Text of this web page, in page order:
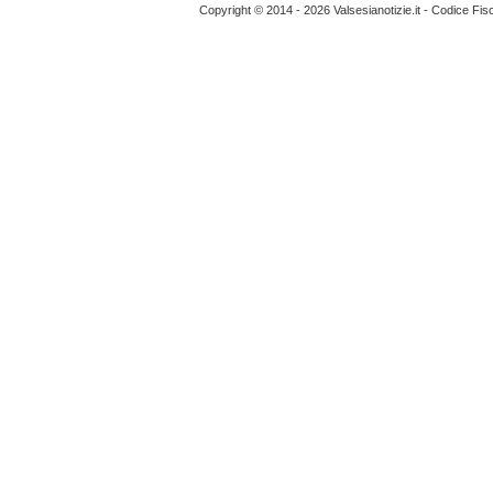
Copyright © 2014 - 2026 Valsesianotizie.it - Codice